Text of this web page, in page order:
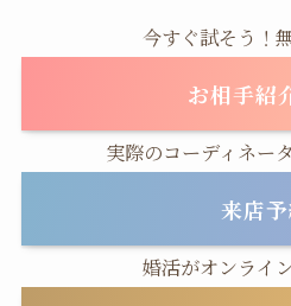
今すぐ試そう！
お相手紹
実際のコーディネー
来店
婚活がオンライ